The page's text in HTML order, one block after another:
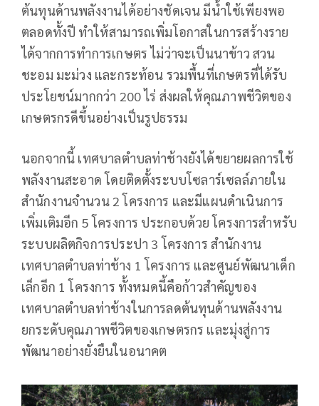
ต้นทุนด้านพลังงานได้อย่างชัดเจน มีน้ำใช้เพียงพอ
ตลอดทั้งปี ทำให้สามารถเพิ่มโอกาสในการสร้างราย
ได้จากการทำการเกษตร ไม่ว่าจะเป็นนาข้าว สวน
ชะอม มะม่วง และกระท้อน รวมพื้นที่เกษตรที่ได้รับ
ประโยชน์มากกว่า 200 ไร่ ส่งผลให้คุณภาพชีวิตของ
เกษตรกรดีขึ้นอย่างเป็นรูปธรรม
นอกจากนี้ เทศบาลตำบลท่าช้างยังได้ขยายผลการใช้
พลังงานสะอาด โดยติดตั้งระบบโซลาร์เซลล์ภายใน
สำนักงานจำนวน 2 โครงการ และมีแผนดำเนินการ
เพิ่มเติมอีก 5 โครงการ ประกอบด้วย โครงการสำหรับ
ระบบผลิตกิจการประปา 3 โครงการ สำนักงาน
เทศบาลตำบลท่าช้าง 1 โครงการ และศูนย์พัฒนาเด็ก
เล็กอีก 1 โครงการ ทั้งหมดนี้คือก้าวสำคัญของ
เทศบาลตำบลท่าช้างในการลดต้นทุนด้านพลังงาน
ยกระดับคุณภาพชีวิตของเกษตรกร และมุ่งสู่การ
พัฒนาอย่างยั่งยืนในอนาคต